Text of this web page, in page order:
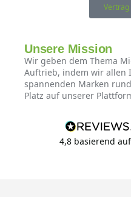
Unsere Mission
Wir geben dem Thema
Auftrieb, indem wir allen
spannenden Marken
Platz auf unserer
4,8 basierend auf